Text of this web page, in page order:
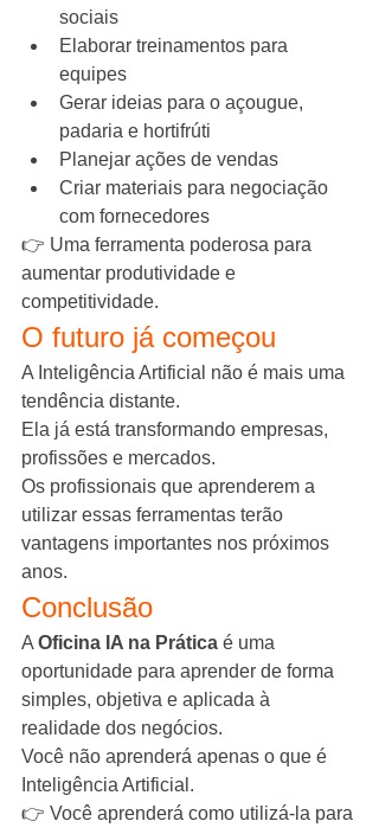
sociais
Elaborar treinamentos para
equipes
Gerar ideias para o açougue,
padaria e hortifrúti
Planejar ações de vendas
Criar materiais para negociação
com fornecedores
👉 Uma ferramenta poderosa para
aumentar produtividade e
competitividade.
O futuro já começou
A Inteligência Artificial não é mais uma
tendência distante.
Ela já está transformando empresas,
profissões e mercados.
Os profissionais que aprenderem a
utilizar essas ferramentas terão
vantagens importantes nos próximos
anos.
Conclusão
A Oficina IA na Prática é uma
oportunidade para aprender de forma
simples, objetiva e aplicada à
realidade dos negócios.
Você não aprenderá apenas o que é
Inteligência Artificial.
👉 Você aprenderá como utilizá-la para